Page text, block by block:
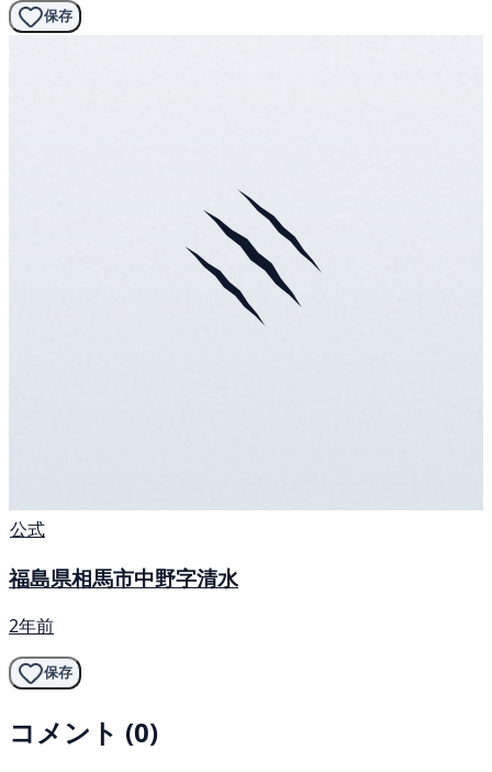
保存
公式
福島県相馬市中野字清水
2年前
保存
コメント (0)